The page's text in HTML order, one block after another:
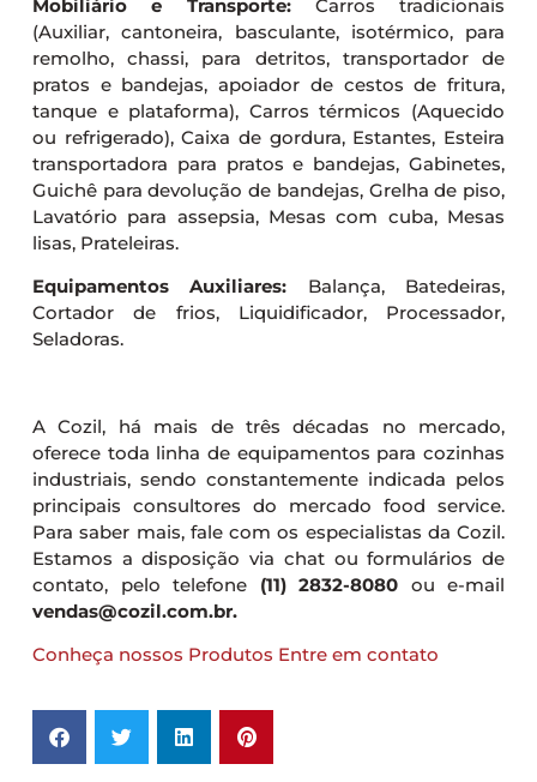
Mobiliário e Transporte:Carros tradicionais
(Auxiliar, cantoneira, basculante, isotérmico, para
remolho, chassi, para detritos, transportador de
pratos e bandejas, apoiador de cestos de fritura,
tanque e plataforma), Carros térmicos (Aquecido
ou refrigerado), Caixa de gordura, Estantes, Esteira
transportadora para pratos e bandejas, Gabinetes,
Guichê para devolução de bandejas, Grelha de piso,
Lavatório para assepsia, Mesas com cuba, Mesas
lisas, Prateleiras.
Equipamentos Auxiliares: Balança, Batedeiras,
Cortador de frios, Liquidificador, Processador,
Seladoras.
A Cozil, há mais de três décadas no mercado,
oferece toda linha de equipamentos para cozinhas
industriais, sendo constantemente indicada pelos
principais consultores do mercado food service.
Para saber mais, fale com os especialistas da Cozil.
Estamos a disposição via chat ou formulários de
contato, pelo telefone (11) 2832-8080 ou e-mail
vendas@cozil.com.br.
Conheça nossos Produtos Entre em contato